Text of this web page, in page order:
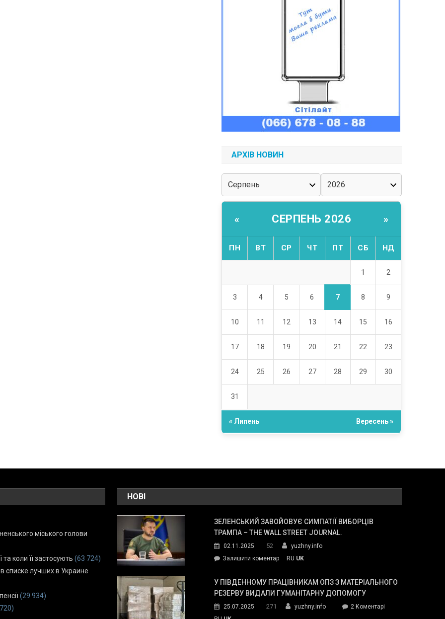
АРХІВ НОВИН
« СЕРПЕНЬ 2026 »
ПН ВТ СР ЧТ ПТ СБ НД
1 2
3 4 5 6 7 8 9
10 11 12 13 14 15 16
17 18 19 20 21 22 23
24 25 26 27 28 29 30
31
« Липень Вересень »
міського голови
коли її застосують (63 724)
списке лучших в Украине
(29 934)
НОВІ
ЗЕЛЕНСЬКИЙ ЗАВОЙОВУЄ СИМПАТІЇ ВИБОРЦІВ
ТРАМПА – THE WALL STREET JOURNAL.
02.11.2025 52
yuzhny.info
Залишити коментарon
завойовує
симпатії
Трампа
RU UK
У ПІВДЕННОМУ ПРАЦІВНИКАМ ОПЗ З МАТЕРІАЛЬНОГО
РЕЗЕРВУ ВИДАЛИ ГУМАНІТАРНУ ДОПОМОГУ
25.07.2025 271 yuzhny.info 2 Коментарідо